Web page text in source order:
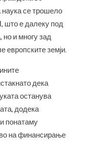
наука се трошело
што е далеку под
но и многу зад
европските земји.
дека
останува
додека
понатаму
на финансирање